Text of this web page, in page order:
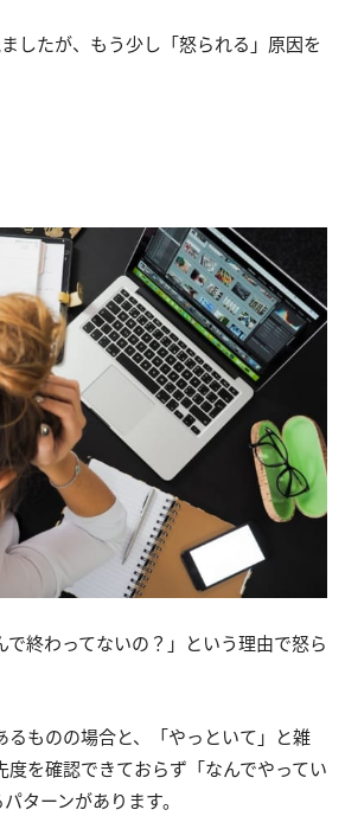
したが、もう少し「怒られる」原因を
終わってないの？」という理由で怒ら
るものの場合と、「やっといて」と雑
度を確認できておらず「なんでやってい
ターンがあります。